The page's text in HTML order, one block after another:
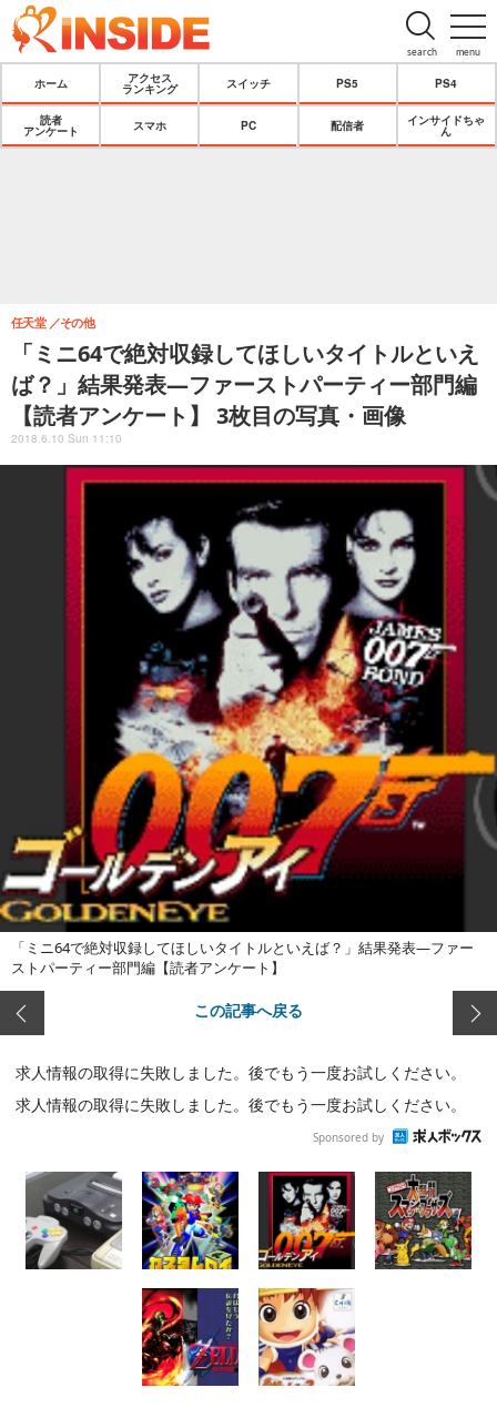
menu
search
ホーム
アクセス
ランキング
スイッチ PS5 PS4
読者
アンケート
スマホ PC 配信者
インサイドちゃ
ん
「ミニ64で絶対収録してほしいタイトルといえ
ば？」結果発表―ファーストパーティー部門編
【読者アンケート】 3枚目の写真・画像
任天堂 その他
2018.6.10 Sun 11:10
「ミニ64で絶対収録してほしいタイトルといえば？」結果発表―ファー
ストパーティー部門編【読者アンケート】
この記事へ戻る
求人情報の取得に失敗しました。後でもう一度お試しください。
求人情報の取得に失敗しました。後でもう一度お試しください。
Sponsored by